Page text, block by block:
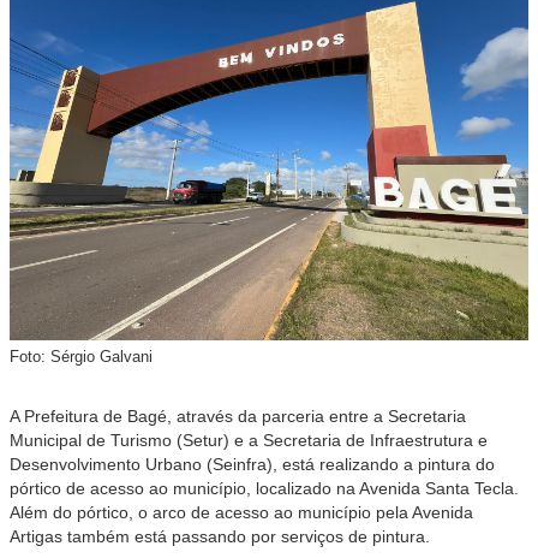
Foto: Sérgio Galvani
A Prefeitura de Bagé, através da parceria entre a Secretaria
Municipal de Turismo (Setur) e a Secretaria de Infraestrutura e
Desenvolvimento Urbano (Seinfra), está realizando a pintura do
pórtico de acesso ao município, localizado na Avenida Santa Tecla.
Além do pórtico, o arco de acesso ao município pela Avenida
Artigas também está passando por serviços de pintura.